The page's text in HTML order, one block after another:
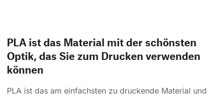
PLA ist das Material mit der schönsten
Optik, das Sie zum Drucken verwenden
können
PLA ist das am einfachsten zu druckende Material und